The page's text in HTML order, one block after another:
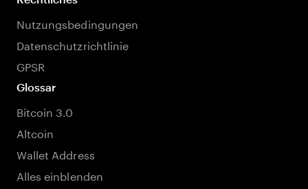
Nutzungsbedingungen
Datenschutzrichtlinie
GPSR
Glossar
Bitcoin 3.0
Altcoin
Wallet Address
Alles einblenden